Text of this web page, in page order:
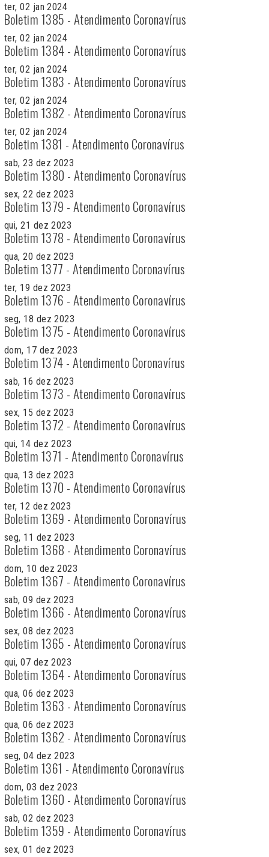
ter, 02 jan 2024
Boletim 1385 - Atendimento Coronavírus
ter, 02 jan 2024
Boletim 1384 - Atendimento Coronavírus
ter, 02 jan 2024
Boletim 1383 - Atendimento Coronavírus
ter, 02 jan 2024
Boletim 1382 - Atendimento Coronavírus
ter, 02 jan 2024
Boletim 1381 - Atendimento Coronavírus
sab, 23 dez 2023
Boletim 1380 - Atendimento Coronavírus
sex, 22 dez 2023
Boletim 1379 - Atendimento Coronavírus
qui, 21 dez 2023
Boletim 1378 - Atendimento Coronavírus
qua, 20 dez 2023
Boletim 1377 - Atendimento Coronavírus
ter, 19 dez 2023
Boletim 1376 - Atendimento Coronavírus
seg, 18 dez 2023
Boletim 1375 - Atendimento Coronavírus
dom, 17 dez 2023
Boletim 1374 - Atendimento Coronavírus
sab, 16 dez 2023
Boletim 1373 - Atendimento Coronavírus
sex, 15 dez 2023
Boletim 1372 - Atendimento Coronavírus
qui, 14 dez 2023
Boletim 1371 - Atendimento Coronavírus
qua, 13 dez 2023
Boletim 1370 - Atendimento Coronavírus
ter, 12 dez 2023
Boletim 1369 - Atendimento Coronavírus
seg, 11 dez 2023
Boletim 1368 - Atendimento Coronavírus
dom, 10 dez 2023
Boletim 1367 - Atendimento Coronavírus
sab, 09 dez 2023
Boletim 1366 - Atendimento Coronavírus
sex, 08 dez 2023
Boletim 1365 - Atendimento Coronavírus
qui, 07 dez 2023
Boletim 1364 - Atendimento Coronavírus
qua, 06 dez 2023
Boletim 1363 - Atendimento Coronavírus
qua, 06 dez 2023
Boletim 1362 - Atendimento Coronavírus
seg, 04 dez 2023
Boletim 1361 - Atendimento Coronavírus
dom, 03 dez 2023
Boletim 1360 - Atendimento Coronavírus
sab, 02 dez 2023
Boletim 1359 - Atendimento Coronavírus
sex, 01 dez 2023